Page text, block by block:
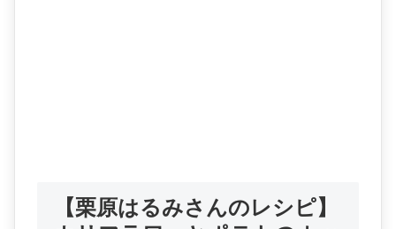
【栗原はるみさんのレシピ】